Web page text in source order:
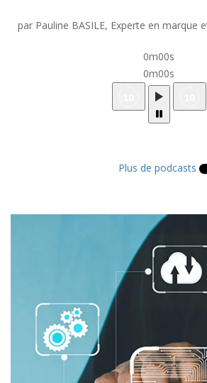
par Pauline BASILE, Experte en marque
0m00s
0m00s
Plus de podcasts